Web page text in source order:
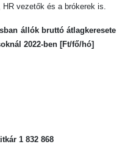
vezetők és a brókerek is.
állók bruttó átlagkeresete
2022-ben [Ft/fő/hó]
1 832 868